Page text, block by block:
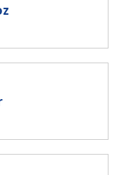
de acuerdo con